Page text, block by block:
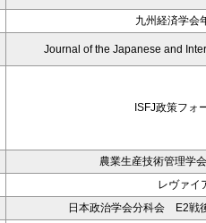
九州経済学会
Journal of the Japanese and
ISFJ政策フォ
農業生産技術管理学
レヴァイ
日本政治学会分科会 E2戦